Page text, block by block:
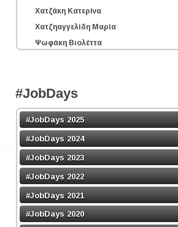
Χατζάκη Κατερίνα
Χατζηαγγελίδη Μαρία
Ψωφάκη Βιολέττα
#JobDays
#JobDays 2025
#JobDays 2024
#JobDays 2023
#JobDays 2022
#JobDays 2021
#JobDays 2020